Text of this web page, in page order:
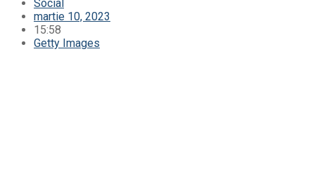
Social
martie 10, 2023
15:58
Getty Images